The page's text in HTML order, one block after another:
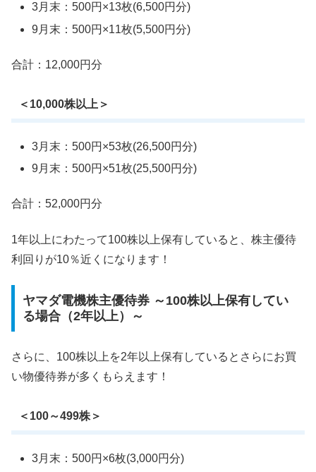
3月末：500円×13枚(6,500円分)
9月末：500円×11枚(5,500円分)
合計：12,000円分
＜10,000株以上＞
3月末：500円×53枚(26,500円分)
9月末：500円×51枚(25,500円分)
合計：52,000円分
1年以上にわたって100株以上保有していると、株主優待
利回りが10％近くになります！
ヤマダ電機株主優待券 ～100株以上保有してい
る場合（2年以上）～
さらに、100株以上を2年以上保有しているとさらにお買
い物優待券が多くもらえます！
＜100～499株＞
3月末：500円×6枚(3,000円分)